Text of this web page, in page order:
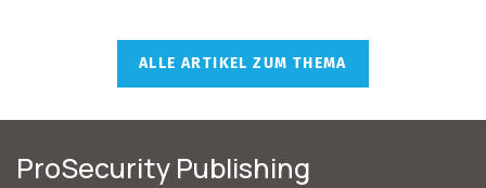
ALLE ARTIKEL ZUM THEMA
ProSecurity Publishing